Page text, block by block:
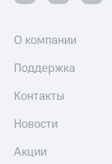
О компании
Поддержка
Контакты
Новости
Акции